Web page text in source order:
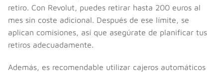
retiro. Con Revolut, puedes retirar hasta 200 euros al
mes sin coste adicional. Después de ese límite, se
aplican comisiones, así que asegúrate de planificar tus
retiros adecuadamente.
Además, es recomendable utilizar cajeros automáticos